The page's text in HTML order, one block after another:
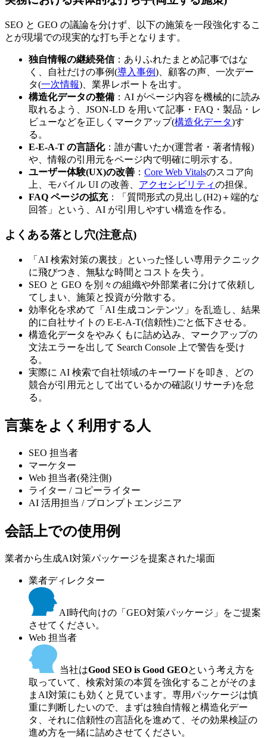
SEO と GEO の議論を分けず、以下の施策を一段強化するこ
とが現場での現実的な打ち手となります。
独自情報の継続発信：ありふれたまとめ記事ではな
く、自社だけの事例(導入事例)、顧客の声、一次デー
タ(一次情報)、業界レポートを出す。
構造化データの整備 ：AI がページ内容を機械的に読み
取れるよう、JSON-LD を用いて記事・FAQ・製品・レ
ビューなどを正しくマークアップ(構造化データ)す
る。
E-E-A-T の言語化：誰が書いたか(運営者・著者情報)
や、情報の引用元をページ内で明確に明示する。
ユーザー体験(UX)の改善 ： Core Web Vitalsのスコア向
上、モバイル UI の改善、 アクセシビリティの担保。
FAQ ページの拡充：「質問形式の見出し(H2)＋端的な
回答」という、AI が引用しやすい構造を作る。
よくある落とし穴(注意点)
「AI 検索対策の裏技」といった怪しい専用テクニック
に飛びつき、無駄な時間とコストを失う。
SEO と GEO を別々の組織や外部業者に分けて依頼し
てしまい、施策と投資が分散する。
効率化を求めて「AI 生成コンテンツ」を乱造し、結果
的に自社サイトの E-E-A-T(信頼性)ごと低下させる。
構造化データをやみくもに詰め込み、マークアップの
文法エラーを出して Search Console 上で警告を受け
る。
実際に AI 検索で自社領域のキーワードを叩き、どの
競合が引用元として出ているかの確認(リサーチ)を怠
る。
言葉をよく利用する人
SEO 担当者
マーケター
Web 担当者(発注側)
ライター / コピーライター
AI 活用担当 / プロンプトエンジニア
会話上での使用例
業者から生成AI対策パッケージを提案された場面
業者ディレクター
AI時代向けの「GEO対策パッケージ」をご提案
させてください。
Web 担当者
当社はGood SEO is Good GEOという考え方を
取っていて、検索対策の本質を強化することがそのま
まAI対策にも効くと見ています。専用パッケージは慎
重に判断したいので、まずは独自情報と構造化デー
タ、それに信頼性の言語化を進めて、その効果検証の
進め方を一緒に詰めさせてください。